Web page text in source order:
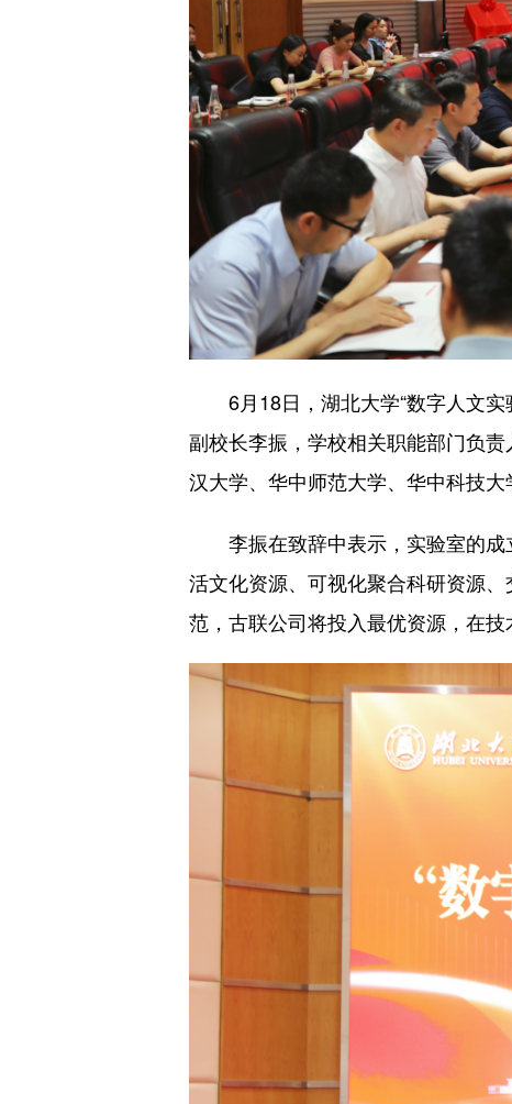
6月18日，湖北大学“数字人文实
副校长李振，学校相关职能部门负
汉大学、华中师范大学、华中科技大
李振在致辞中表示，实验室的成
活文化资源、可视化聚合科研资源
范，古联公司将投入最优资源，在